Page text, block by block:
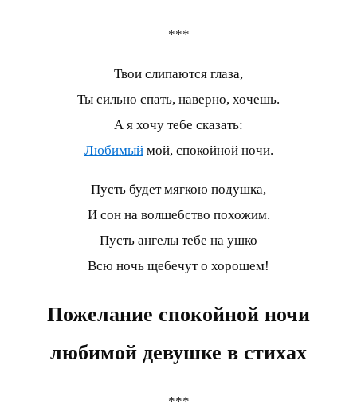
***
Твои слипаются глаза,
Ты сильно спать, наверно, хочешь.
А я хочу тебе сказать:
Любимыймой, спокойной ночи.
Пусть будет мягкою подушка,
И сон на волшебство похожим.
Пусть ангелы тебе на ушко
Всю ночь щебечут о хорошем!
Пожелание спокойной ночи
любимой девушке в стихах
***